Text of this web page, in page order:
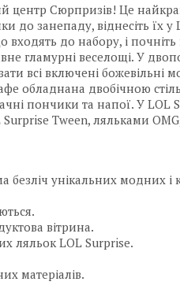
центр Сюрпризів! Це
до занепаду, віднесіть їх у
до набору, і
гламурні веселощі. У
всі включені божевільні
обладнана двобічною
пончики та напої. У LOL
Tween, ляльками
унікальних модних і
вітрина.
ляльок LOL Surprise.
матеріалів.